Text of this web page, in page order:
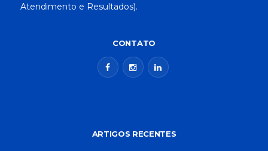
Atendimento e Resultados).
CONTATO
ARTIGOS RECENTES